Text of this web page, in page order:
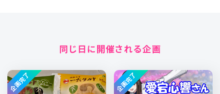
同じ日に開催される企画
企画完了 企画完了